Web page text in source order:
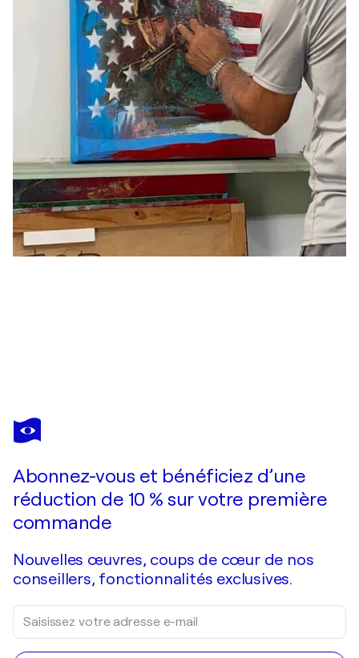
ALEKS ROSENBERG
353 - HERE'S LOOKING @ YOU
Abonnez-vous et bénéficiez d’une
réduction de 10 % sur votre première
commande
Nouvelles œuvres, coups de cœur de nos
conseillers, fonctionnalités exclusives.